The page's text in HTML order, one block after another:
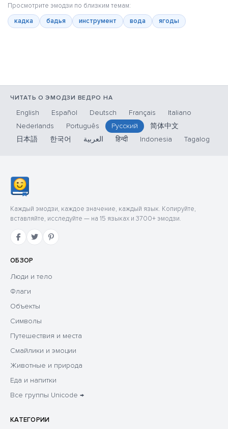
Просмотрите эмодзи по близким темам:
кадка
бадья инструмент вода ягоды
ЧИТАТЬ О ЭМОДЗИ ВЕДРО НА
English Español Deutsch Français
Italiano
Nederlands
Português Русский
简体中文
日本語
한국어 العربية हिन्दी Indonesia Tagalog
Каждый эмодзи, каждое значение, каждый язык. Копируйте,
вставляйте, исследуйте — на 15 языках и 3700+ эмодзи.
ОБЗОР
Люди и тело
Флаги
Объекты
Символы
Путешествия и места
Смайлики и эмоции
Животные и природа
Еда и напитки
Все группы Unicode →
КАТЕГОРИИ